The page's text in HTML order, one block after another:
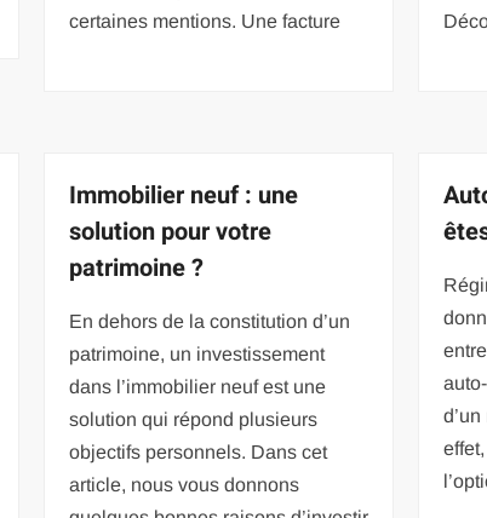
certaines mentions. Une facture
Immobilier neuf : une
solution pour votre
patrimoine ?
En dehors de la constitution d’un
patrimoine, un investissement
dans l’immobilier neuf est une
solution qui répond plusieurs
objectifs personnels. Dans cet
article, nous vous donnons